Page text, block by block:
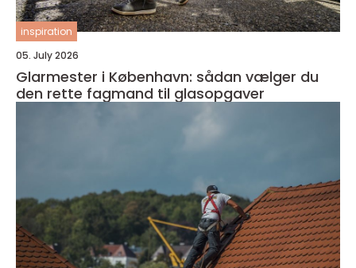
inspiration
05. July 2026
Glarmester i København: sådan vælger du
den rette fagmand til glasopgaver